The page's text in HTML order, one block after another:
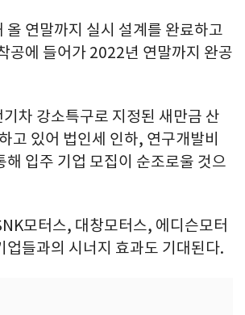
올 연말까지 실시 설계를 완료하고
공에 들어가 2022년 연말까지 완공
차 강소특구로 지정된 새만금 산
고 있어 법인세 인하, 연구개발비
해 입주 기업 모집이 순조로울 것으
모터스, 대창모터스, 에디슨모터
업들과의 시너지 효과도 기대된다.